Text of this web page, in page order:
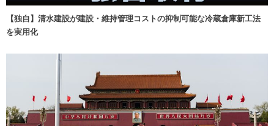
【独自】清水建設が建設・維持管理コストの抑制可能な冷蔵倉庫新工法
を実用化